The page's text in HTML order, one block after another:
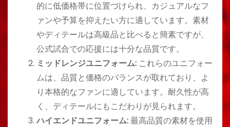
的に低価格帯に位置づけられ、カジュアルなフ
ァンや予算を抑えたい方に適しています。素材
やディテールは高級品と比べると簡素ですが、
公式試合での応援には十分な品質です。
ミッドレンジユニフォーム: これらのユニフォー
ムは、品質と価格のバランスが取れており、よ
り本格的なファンに適しています。耐久性が高
く、ディテールにもこだわりが見られます。
ハイエンドユニフォーム:最高品質の素材を使用